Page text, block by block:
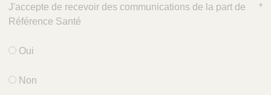
J'accepte de recevoir des communications de la part de
Référence Santé
*
Oui
Non